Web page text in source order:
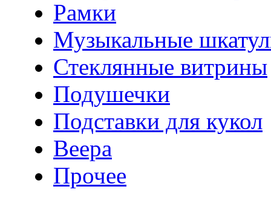
Рамки
Музыкальные
Стеклянные витрины
Подушечки
Подставки для кукол
Веера
Прочее